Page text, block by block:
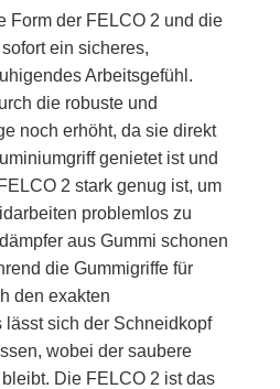
Form der FELCO 2 und die
ein sicheres,
Arbeitsgefühl.
die robuste und
noch erhöht, da sie direkt
genietet ist und
2 stark genug ist, um
problemlos zu
aus Gummi schonen
die Gummigriffe für
den exakten
lässt sich der Schneidkopf
wobei der saubere
Die FELCO 2 ist das